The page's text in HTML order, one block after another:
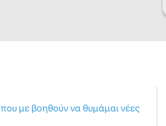
που με βοηθούν να θυμάμαι νέες